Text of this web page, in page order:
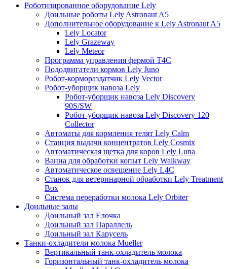
Роботизированное оборудование Lely
Доильные роботы Lely Astronaut A5
Дополнительное оборудование к Lely Astronaut A5
Lely Locator
Lely Grazeway
Lely Meteor
Программа управления фермой T4C
Пододвигатели кормов Lely Juno
Робот-кормораздатчик Lely Vector
Робот-уборщик навоза Lely
Робот-уборщик навоза Lely Discovery
90S/SW
Робот-уборщик навоза Lely Discovery 120
Collector
Автоматы для кормления телят Lely Calm
Станция выдачи концентратов Lely Cosmix
Автоматическая щетка для коров Lely Luna
Ванна для обработки копыт Lely Walkway
Автоматическое освещение Lely L4C
Станок для ветеринарной обработки Lely Treatment
Box
Система переработки молока Lely Orbiter
Доильные залы
Доильный зал Елочка
Доильный зал Параллель
Доильный зал Карусель
Танки-охладители молока Mueller
Вертикальный танк-охладитель молока
Горизонтальный танк-охладитель молока